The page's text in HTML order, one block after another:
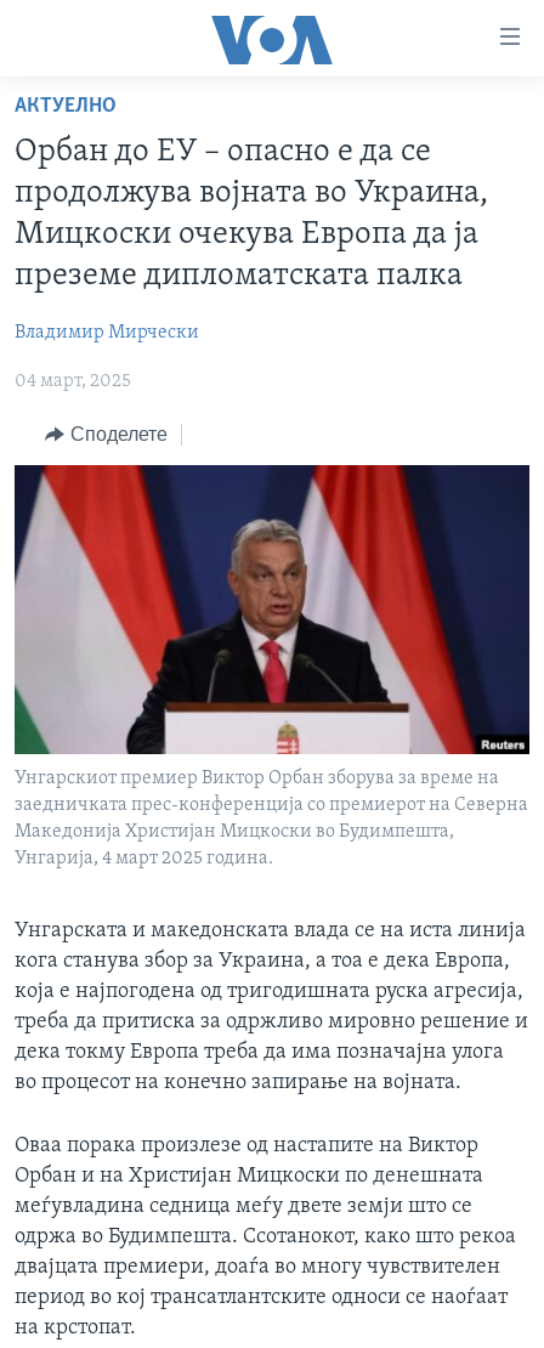
пристапност
Премини
на
главната
содржина
до
страната
навигација
ДОМА
РУБРИКИ
ЕКОНОМИЈА
ПОЛИТИКА
ЗДРАВЈЕ
НАУКА
УМЕТНОСТ И ЗАБАВА
ИНТЕРВЈУА
ФОТОГАЛЕРИИ
NEWSFLASH - АРХИВА
ВЕСТИ ОД САД ВО МИНУТА - АРХИВА
ИЗБОРИ ВО САД 2020 - АРХИВА
ЗА НАС
НАКУСО...
Јазици
АКТУЕЛНО
Орбан до ЕУ – опасно е да се
продолжува војната во Украина,
Мицкоски очекува Европа да ја
преземе дипломатската палка
Владимир Мирчески
04 март, 2025
Споделете
Унгарскиот премиер Виктор Орбан зборува за време на
заедничката прес-конференција со премиерот на Северна
Македонија Христијан Мицкоски во Будимпешта,
Унгарија, 4 март 2025 година.
Унгарската и македонската влада се на иста линија
кога станува збор за Украина, а тоа е дека Европа,
која е најпогодена од тригодишната руска агресија,
треба да притиска за одржливо мировно решение и
дека токму Европа треба да има позначајна улога
во процесот на конечно запирање на војната.
Оваа порака произлезе од настапите на Виктор
Орбан и на Христијан Мицкоски по денешната
меѓувладина седница меѓу двете земји што се
одржа во Будимпешта. Ссотанокот, како што рекоа
двајцата премиери, доаѓа во многу чувствителен
период во кој трансатлантските односи се наоѓаат
на крстопат.